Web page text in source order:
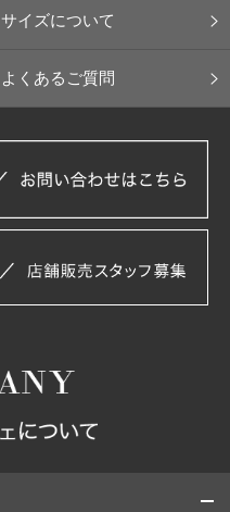
サイズについて
よくあるご質問